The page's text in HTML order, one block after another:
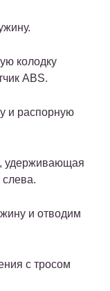
колодку
ABS.
и распорную
удерживающая
и отводим
с тросом